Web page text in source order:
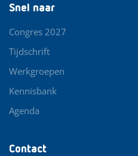
Contact
Snel naar
Congres 2027
Tijdschrift
Werkgroepen
Kennisbank
Agenda